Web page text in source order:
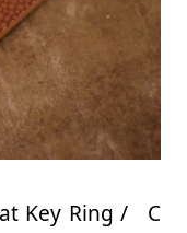
Key Ring / C